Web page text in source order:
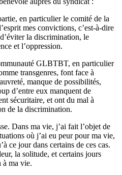
en particulier le comité de la
mes convictions, c’est-à-dire
la discrimination, le
et l’oppression.
GLBTBT, en particulier
transgenres, font face à
manque de possibilités,
d’entre eux manquent de
sécuritaire, et ont du mal à
de la discrimination.
Dans ma vie, j’ai fait l’objet de
où j’ai eu peur pour ma vie,
ce jour dans certains de ces cas.
la solitude, et certains jours
à ma vie.